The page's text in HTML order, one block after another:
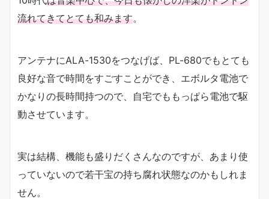
流れてきてとても和みます。
アンテナにALA-1530をつなげば、PL-680でもとても
良好な音で時間をすごすことができ、エボルタ電池で
かなりの長時間持つので、自宅でももっぱら電池で駆
動させています。
実は結構、機能も盛りだくさんなのですが、あまり使
っていないので若干宝の持ち腐れ状態なのかもしれま
せん。